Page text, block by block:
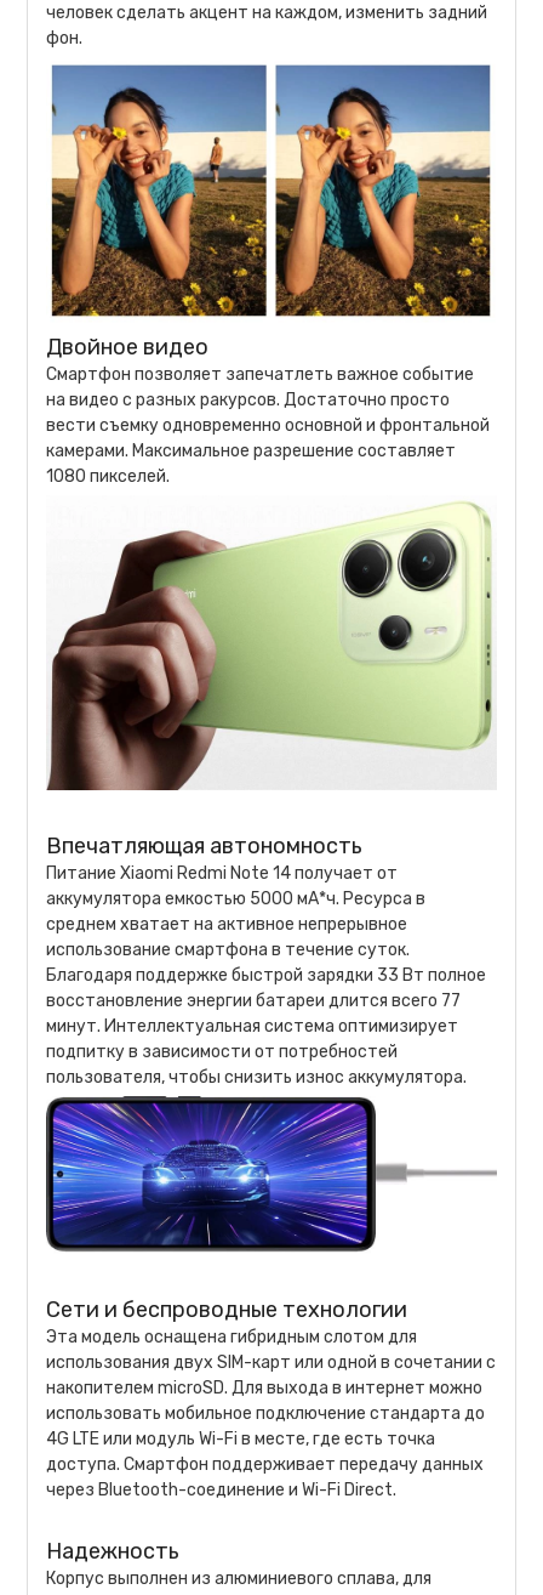
человек сделать акцент на каждом, изменить задний
фон.
Двойное видео
Смартфон позволяет запечатлеть важное событие
на видео с разных ракурсов. Достаточно просто
вести съемку одновременно основной и фронтальной
камерами. Максимальное разрешение составляет
1080 пикселей.
Впечатляющая автономность
Питание Xiaomi Redmi Note 14 получает от
аккумулятора емкостью 5000 мА*ч. Ресурса в
среднем хватает на активное непрерывное
использование смартфона в течение суток.
Благодаря поддержке быстрой зарядки 33 Вт полное
восстановление энергии батареи длится всего 77
минут. Интеллектуальная система оптимизирует
подпитку в зависимости от потребностей
пользователя, чтобы снизить износ аккумулятора.
Сети и беспроводные технологии
Эта модель оснащена гибридным слотом для
использования двух SIM-карт или одной в сочетании с
накопителем microSD. Для выхода в интернет можно
использовать мобильное подключение стандарта до
4G LTE или модуль Wi-Fi в месте, где есть точка
доступа. Смартфон поддерживает передачу данных
через Bluetooth-соединение и Wi-Fi Direct.
Надежность
Корпус выполнен из алюминиевого сплава, для